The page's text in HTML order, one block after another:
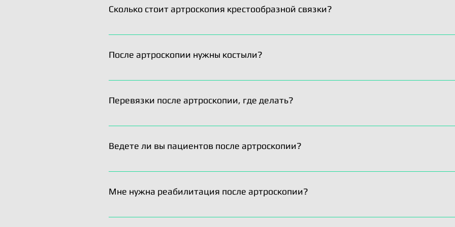
Сколько стоит артроскопия крестообразной связки?
Полная стоимость артроскопической аутопластики передней крестообразной связки
фиксаторов. Мы можем предложить нашим пациентам наилучшее соотношение качества
После артроскопии нужны костыли?
После резекции мениска не используем костыли за редким исключением. После пластики
Перевязки после артроскопии, где делать?
Мы покажем Вам как можно заменить повязку самостоятельно. Через три дня
Ведете ли вы пациентов после артроскопии?
Обязательно. Ведем до полного выздоровления!
Мне нужна реабилитация после артроскопии?
Конечно, ведь мы помогаем устранить проблему в виде боли, ограничения движений или